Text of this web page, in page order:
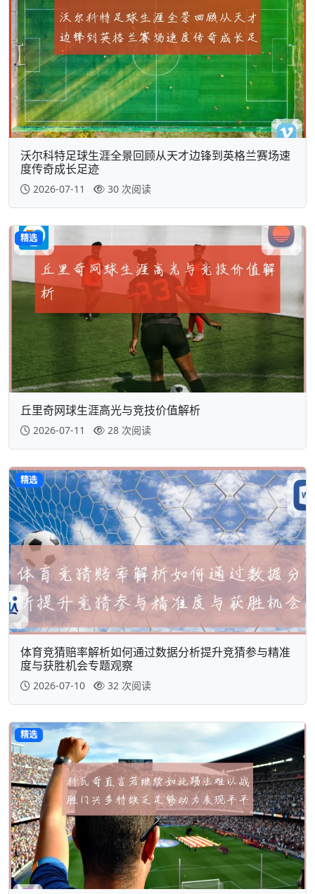
沃尔科特足球生涯全景回顾从天才边锋到英格兰赛场速
度传奇成长足迹
2026-07-11 30 次阅读
精选
丘里奇网球生涯高光与竞技价值解析
2026-07-11 28 次阅读
精选
体育竞猜赔率解析如何通过数据分析提升竞猜参与精准
度与获胜机会专题观察
2026-07-10 32 次阅读
精选